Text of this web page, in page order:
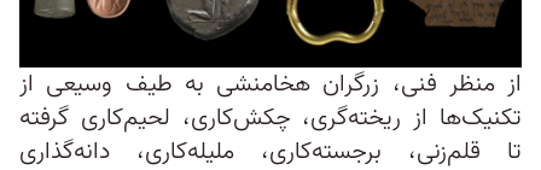
از منظر فنی، زرگران هخامنشی به طیف وسیعی از
تکنیک‌ها از ریخته‌گری، چکش‌کاری، لحیم‌کاری گرفته
تا قلم‌زنی، برجسته‌کاری، ملیله‌کاری، دانه‌گذاری